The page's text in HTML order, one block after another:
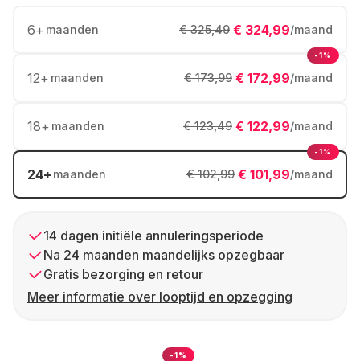
6+ maanden € 324,99/maand
€ 325,49
12+ maanden € 172,99/maand
€ 173,99
-1%
18+ maanden € 122,99/maand
€ 123,49
24+ maanden € 101,99/maand
€ 102,99
-1%
14 dagen initiële annuleringsperiode
Na 24 maanden maandelijks opzegbaar
Gratis bezorging en retour
Meer informatie over looptijd en opzegging
-1%